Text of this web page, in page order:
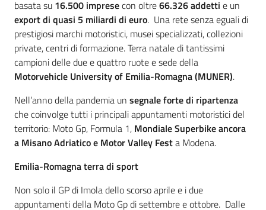
basata su 16.500 impresecon oltre66.326 addetti e un
export di quasi 5 miliardi di euro. Una rete senza eguali di
prestigiosi marchi motoristici, musei specializzati, collezioni
private, centri di formazione. Terra natale di tantissimi
campioni delle due e quattro ruote e sede della
Motorvehicle University of Emilia-Romagna (MUNER).
Nell’anno della pandemia un segnale forte di ripartenza
che coinvolge tutti i principali appuntamenti motoristici del
territorio: Moto Gp, Formula 1, Mondiale Superbike ancora
a Misano Adriatico e Motor Valley Festa Modena.
Emilia-Romagna terra di sport
Non solo il GP di Imola dello scorso aprile e i due
appuntamenti della Moto Gp di settembre e ottobre. Dalle